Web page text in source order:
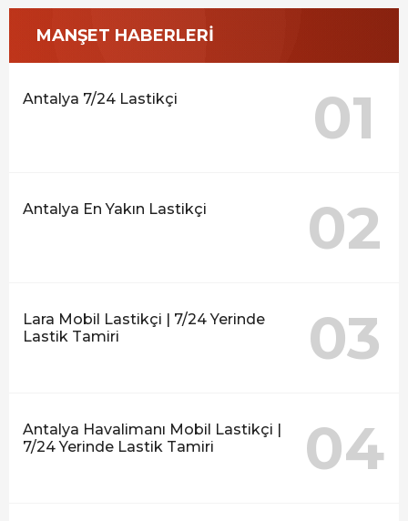
MANŞET HABERLERİ
Antalya 7/24 Lastikçi 01
Antalya En Yakın Lastikçi 02
Lara Mobil Lastikçi | 7/24 Yerinde
Lastik Tamiri
03
Antalya Havalimanı Mobil Lastikçi |
7/24 Yerinde Lastik Tamiri
04